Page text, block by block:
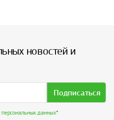
новостей и
Подписаться
персональных данных*